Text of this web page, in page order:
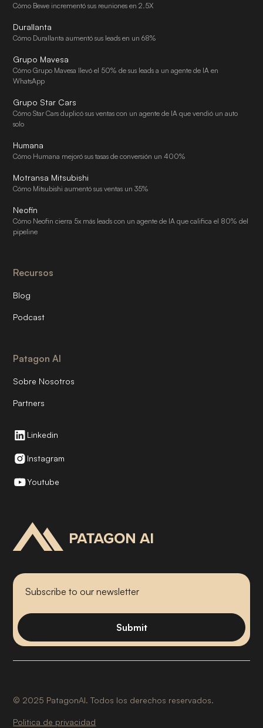
Cómo Bewe incrementó sus reuniones en 2.5X
Durallanta
Cómo Durallanta aumentó sus leads en un 68%
Grupo Mavesa
Cómo Grupo Mavesa llevó el 50% de sus leads a un agente de IA en
WhatsApp
Grupo Star Cars
Cómo Star Cars duplicó sus ventas con un agente de IA que vendió un auto
solo
Humana
Cómo Humana mejoró sus tasas de conversión un 400%
Motransa Mitsubishi
Cómo Mitsubishi aumentó sus ventas un 35%
Neofin
Cómo Neofin cierra 5x más leads con un agente de IA que califica el 80% del
pipeline
Recursos
Blog
Podcast
Patagon AI
Sobre Nosotros
Partners
Linkedin
Instagram
Youtube
© 2025 PatagonAI. Todos los derechos reservados.
Politica de privacidad